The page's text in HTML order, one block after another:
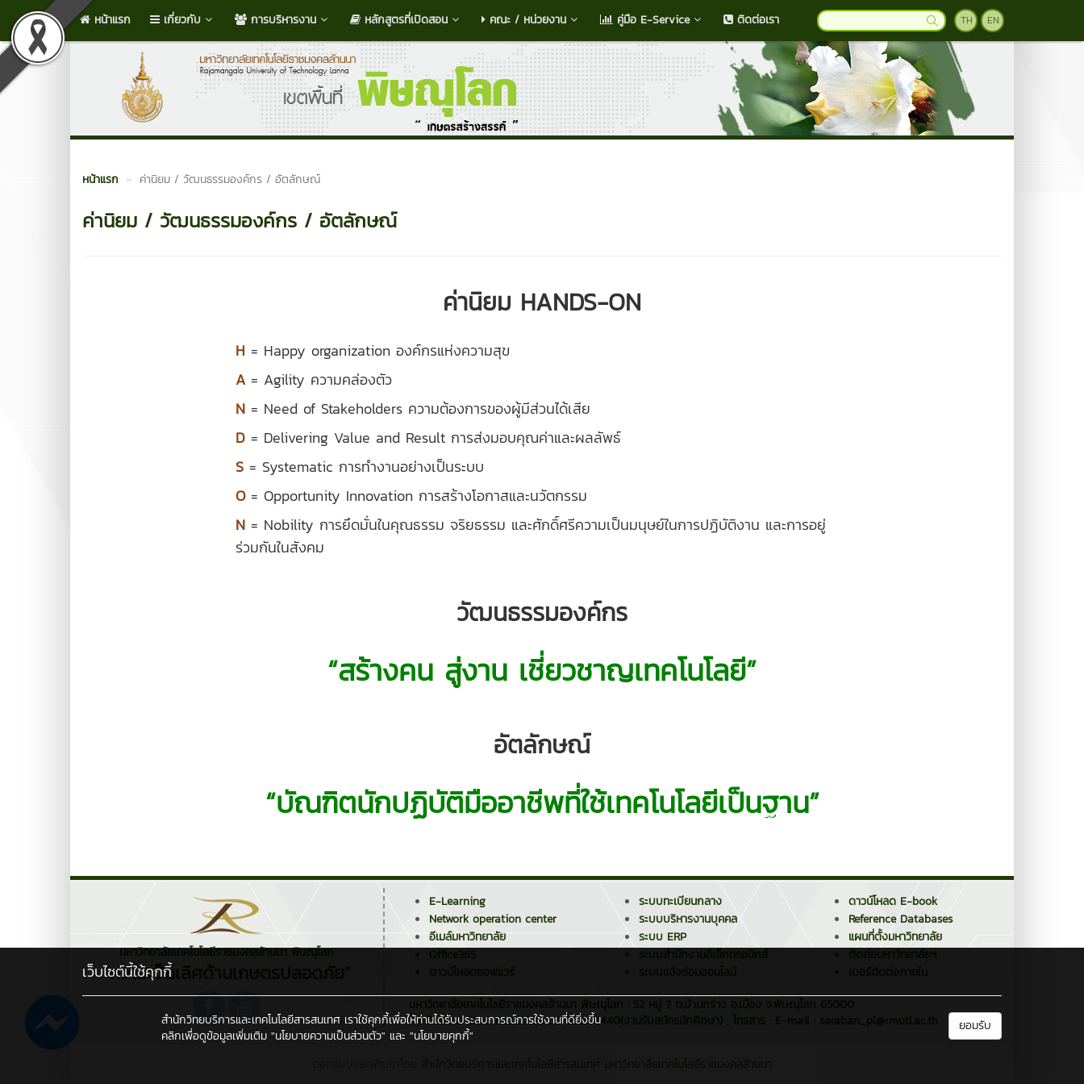
หน้าแรก เกี่ยวกับ การบริหารงาน หลักสูตรที่เปิดสอน คณะ / หน่วยงาน คู่มือ E-Service ติดต่อเรา TH EN
หน้าแรก ค่านิยม / วัฒนธรรมองค์กร / อัตลักษณ์
ค่านิยม / วัฒนธรรมองค์กร / อัตลักษณ์
ค่านิยม HANDS-ON
H = Happy organization องค์กรแห่งความสุข
A= Agility ความคล่องตัว
N = Need of Stakeholders ความต้องการของผู้มีส่วนได้เสีย
D = Delivering Value and Result การส่งมอบคุณค่าและผลลัพธ์
S = Systematic การทํางานอย่างเป็นระบบ
O= Opportunity Innovation การสร้างโอกาสและนวัตกรรม
N = Nobility การยึดมั่นในคุณธรรม จริยธรรม และศักดิ์ศรีความเป็นมนุษย์ในการปฏิบัติงาน และการอยู่
ร่วมกันในสังคม
วัฒนธรรมองค์กร
“สร้างคน สู่งาน เชี่ยวชาญเทคโนโลยี”
อัตลักษณ์
“บัณฑิตนักปฏิบัติมืออาชีพที่ใช้เทคโนโลยีเป็นฐาน”
มหาวิทยาลัยเทคโนโลยีราชมงคลล้านนา พิษณุโลก
"ความเป็นเลิศด้านเกษตรปลอดภัย"
E-Learning
Network operation center
อีเมล์มหาวิทยาลัย
ดาวน์โหลดซอฟแวร์
ระบบทะเบียนกลาง
ระบบบริหารงานบุคคล
ระบบ ERP
ระบบสำนักงานอิเล็กทรอนิกส์
ระบบแจ้งซ่อมออนไลน์
ดาวน์โหลด E-book
Reference Databases
แผนที่ตั้งมหาวิทยาลัย
ติดต่อมหาวิทยาลัยฯ
เบอร์ติดต่อภายใน
มหาวิทยาลัยเทคโนโลยีราชมงคลล้านนา พิษณุโลก : 52 หมู่ 7 ต.บ้านกร่าง อ.เมือง จ.พิษณุโลก 65000
โทรศัพท์ : 0 5529 8438 / 39 , 0 5529 8440(งานรับสมัครนักศึกษา) , โทรสาร : E-mail : saraban_pl@rmutl.ac.th
เว็บไซต์นี้ใช้คุกกี้
สำนักวิทยบริการและเทคโนโลยีสารสนเทศ เราใช้คุกกี้เพื่อให้ท่านได้รับประสบการณ์การใช้งานที่ดียิ่งขึ้น
คลิกเพื่อดูข้อมูลเพิ่มเติม "นโยบายความเป็นส่วนตัว" และ "นโยบายคุกกี้"
ยอมรับ
สำนักวิทยบริการและเทคโนโลยีสารสนเทศ มหาวิทยาลัยเทคโนโลยีราชมงคลล้านนา